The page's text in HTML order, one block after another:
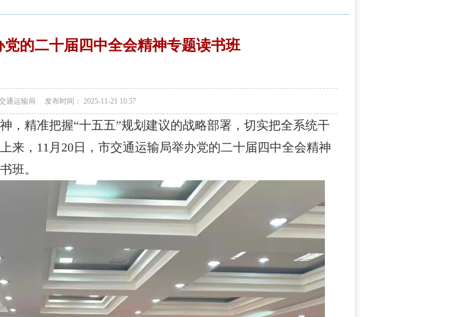
的二十届四中全会精神专题读书班
通运输局 发布时间： 2025-11-21 10:57
，精准把握“十五五”规划建议的战略部署，切实把全系统干
来，11月20日，市交通运输局举办党的二十届四中全会精神
班。